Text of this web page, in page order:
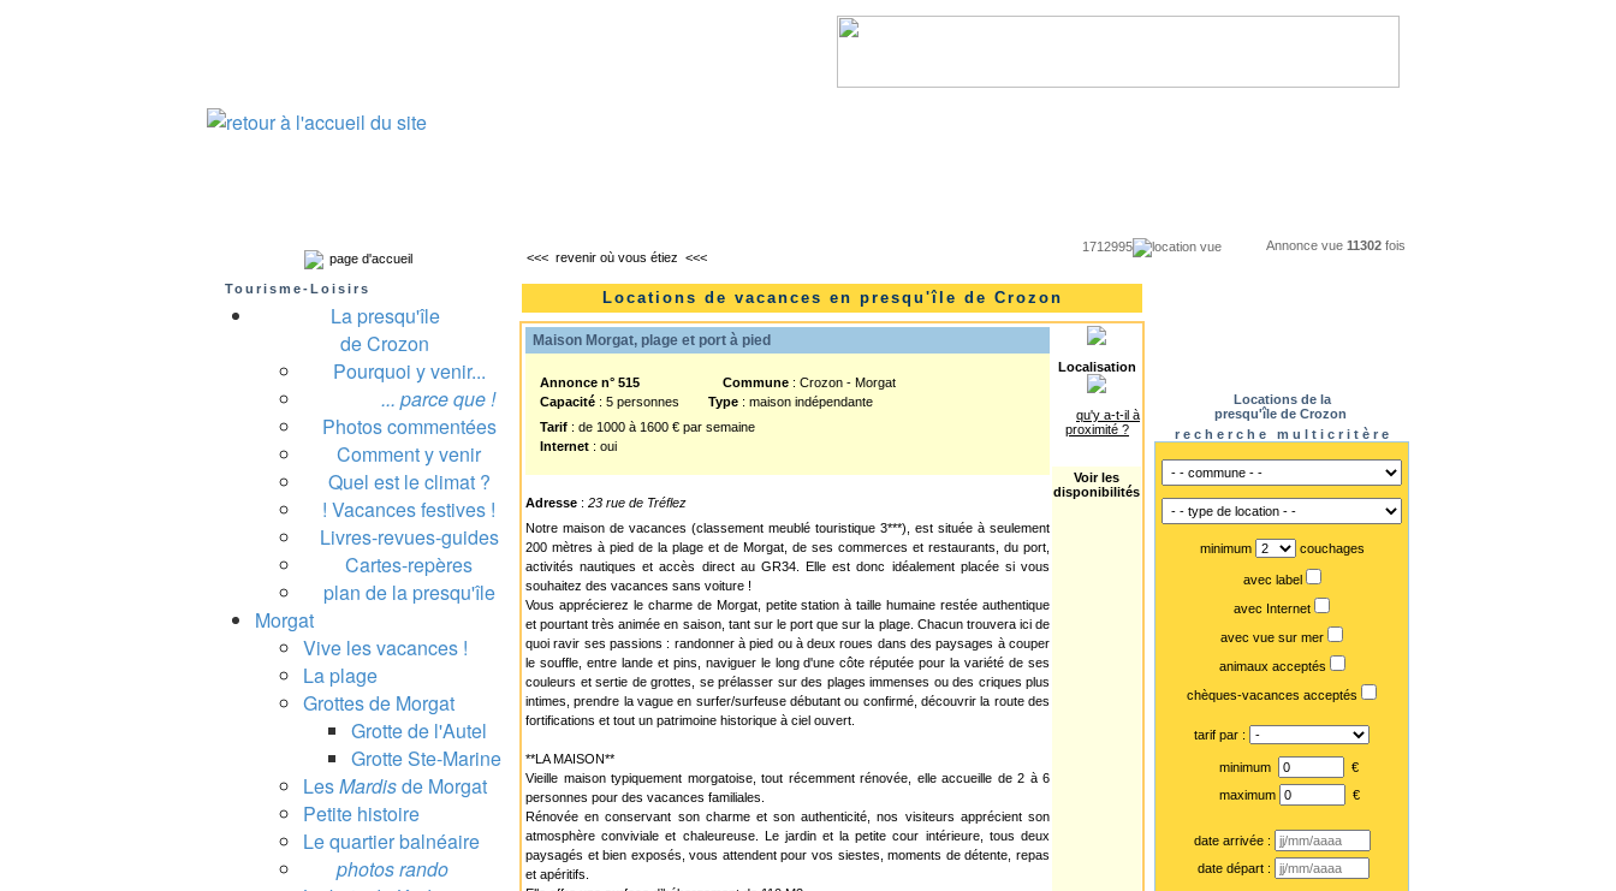
page d'accueil
Tourisme-Loisirs
La presqu'île
de Crozon
Pourquoi y venir...
... parce que !
Photos commentées
Comment y venir
Quel est le climat ?
! Vacances festives !
Livres-revues-guides
Cartes-repères
plan de la presqu'île
Morgat
Vive les vacances !
La plage
Grottes de Morgat
Grotte de l'Autel
Grotte Ste-Marine
LesMardisde Morgat
Petite histoire
Le quartier balnéaire
photos rando
<<< revenir où vous étiez <<<
1712995 location vue Annonce vue 11302 fois
Locations de vacances en presqu'île de Crozon
Maison Morgat, plage et port à pied
Annonce n° 515 Commune : Crozon - Morgat
Capacité : 5 personnes Type : maison indépendante
Tarif : de 1000 à 1600 € par semaine
Internet : oui
Adresse : 23 rue de Tréflez
Notre maison de vacances (classement meublé touristique 3***), est située à seulement
200 mètres à pied de la plage et de Morgat, de ses commerces et restaurants, du port,
activités nautiques et accès direct au GR34. Elle est donc idéalement placée si vous
souhaitez des vacances sans voiture !
Vous apprécierez le charme de Morgat, petite station à taille humaine restée authentique
et pourtant très animée en saison, tant sur le port que sur la plage. Chacun trouvera ici de
quoi ravir ses passions : randonner à pied ou à deux roues dans des paysages à couper
le souffle, entre lande et pins, naviguer le long d'une côte réputée pour la variété de ses
couleurs et sertie de grottes, se prélasser sur des plages immenses ou des criques plus
intimes, prendre la vague en surfer/surfeuse débutant ou confirmé, découvrir la route des
fortifications et tout un patrimoine historique à ciel ouvert.
**LA MAISON**
Vieille maison typiquement morgatoise, tout récemment rénovée, elle accueille de 2 à 6
personnes pour des vacances familiales.
Rénovée en conservant son charme et son authenticité, nos visiteurs apprécient son
atmosphère conviviale et chaleureuse. Le jardin et la petite cour intérieure, tous deux
paysagés et bien exposés, vous attendent pour vos siestes, moments de détente, repas
et apéritifs.
Localisation
qu'y a-t-il à
proximité ?
Voir les
disponibilités
Locations de la
presqu'île de Crozon
r e c h e r c h e m u l t i c r i t è r e
minimum couchages
avec label
avec Internet
avec vue sur mer
animaux acceptés
chèques-vacances acceptés
tarif par :
minimum
€
maximum
€
date arrivée :
date départ :